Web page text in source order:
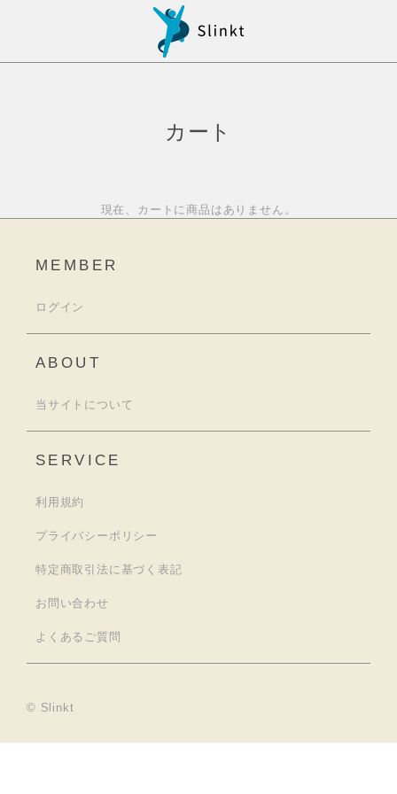
カート
現在、カートに商品はありません。
© Slinkt
MEMBER
ログイン
ABOUT
当サイトについて
SERVICE
利用規約
プライバシーポリシー
特定商取引法に基づく表記
お問い合わせ
よくあるご質問